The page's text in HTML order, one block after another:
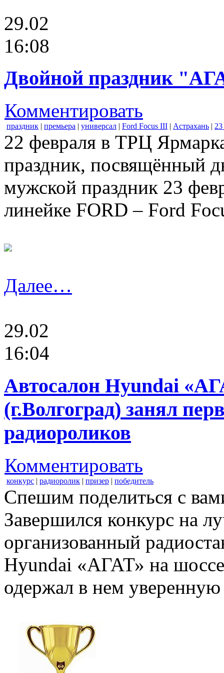
29.02
16:08
Двойной праздник
Комментировать
праздник | премьера | универсал | Ford Focus III | Астрахань |
22 февраля в ТРЦ
праздник, посвящённый
мужской праздник 23
линейке FORD – Ford
Далее…
29.02
16:04
Автосалон Hyundai
(г.Волгоград) занял
радиороликов
Комментировать
конкурс | радиоролик | призер | победитель
Спешим поделиться с
Завершился конкурс на
организованный
Hyundai «АГАТ» на
одержал в нем